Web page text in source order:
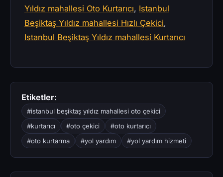
Yıldız mahallesi Oto Kurtarıcı, Istanbul
Beşiktaş Yıldız mahallesi Hızlı Çekici,
Istanbul Beşiktaş Yıldız mahallesi Kurtarıcı
Etiketler:
#istanbul beşiktaş yıldız mahallesi oto çekici
#kurtarıcı
#oto çekici
#oto kurtarıcı
#oto kurtarma
#yol yardım #yol yardım hizmeti